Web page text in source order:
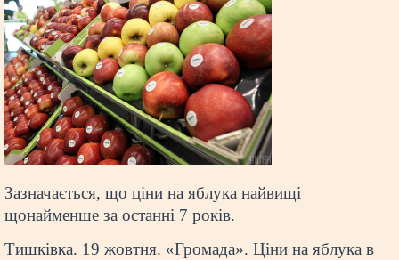
Зазначається, що ціни на яблука найвищі
щонайменше за останні 7 років.
Тишківка. 19 жовтня. «Громада». Ціни на яблука в